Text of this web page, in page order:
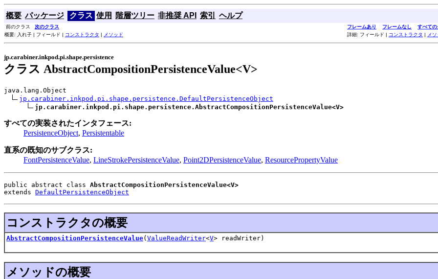
概要 パッケージ クラス 使用 階層ツリー 非推奨 API 索引 ヘルプ
前のクラス 次のクラス フレームあり フレームなし
すべての
概要: 入れ子 | フィールド | コンストラクタ | メソッド 詳細: フィールド | コンストラクタ | メ
jp.carabiner.inkpod.pi.shape.persistence
クラス AbstractCompositionPersistenceValue<V>
java.lang.Object
jp.carabiner.inkpod.pi.shape.persistence.DefaultPersistenceObject
jp.carabiner.inkpod.pi.shape.persistence.AbstractCompositionPersistenceValue<V>
すべての実装されたインタフェース:
PersistenceObject, Persistentable
直系の既知のサブクラス:
FontPersistenceValue, LineStrokePersistenceValue, Point2DPersistenceValue, ResourcePropertyValue
public abstract class AbstractCompositionPersistenceValue<V>
extends DefaultPersistenceObject
コンストラクタの概要
AbstractCompositionPersistenceValue( ValueReadWriter<V> readWriter)
メソッドの概要